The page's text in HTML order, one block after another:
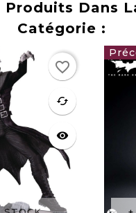
Produits Dans
Catégorie :
favorite
cached
visibility
favorite_border